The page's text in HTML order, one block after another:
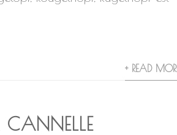
+ READ